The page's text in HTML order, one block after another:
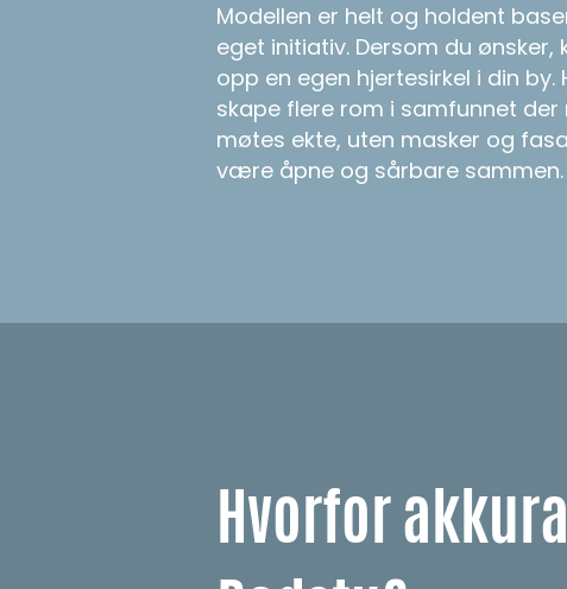
Modellen er helt og holdent
eget initiativ. Dersom du
opp en egen hjertesirkel i din by.
skape flere rom i samfunnet der
møtes ekte, uten masker og
være åpne og sårbare sammen.
Hvorfor